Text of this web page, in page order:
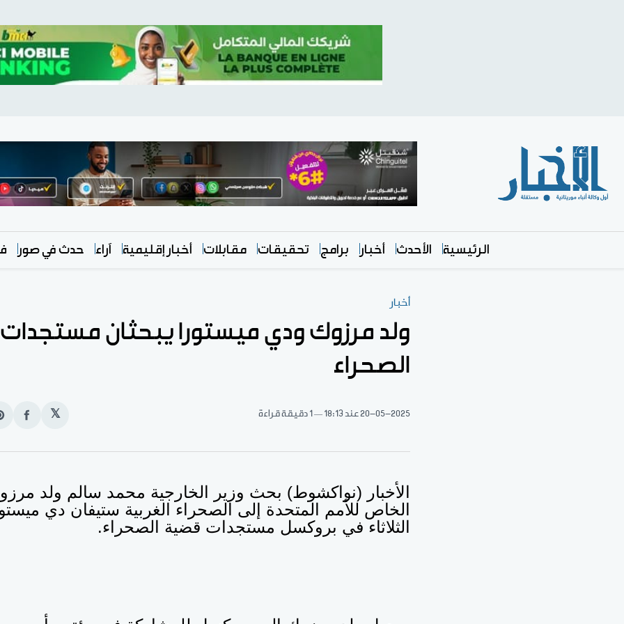
الرئيسية الأحدث أخبار برامج تحقيقات مقابلات أخبار إقليمية آراء حدث في صور
أخبار
ولد مرزوك ودي ميستورا يبحثان
الصحراء
20-05-2025عند 18:13 1 دقيقة قراءة 𝕏
انشر
الأخبار (نواكشوط) بحث وزير الخارجية محمد سالم ولد
الخاص للأمم المتحدة إلى الصحراء الغربية ستيفان دي
الثلاثاء في بروكسل مستجدات قضية الصحراء.